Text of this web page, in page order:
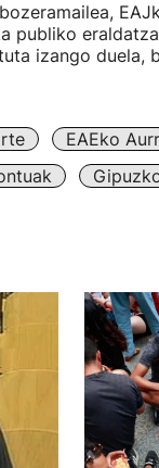
publiko
izango duela,
EAEko